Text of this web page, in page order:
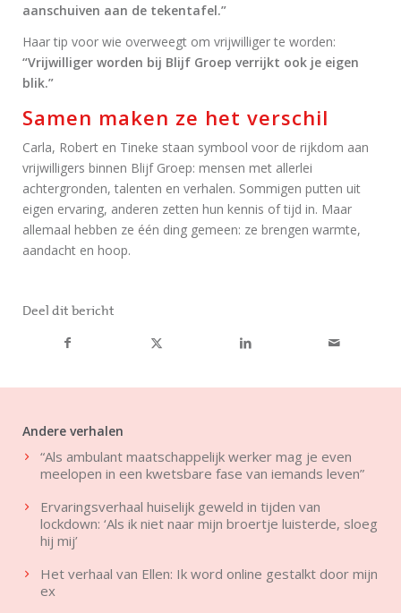
aanschuiven aan de tekentafel.”
Haar tip voor wie overweegt om vrijwilliger te worden:
“Vrijwilliger worden bij Blijf Groep verrijkt ook je eigen
blik.”
Samen maken ze het verschil
Carla, Robert en Tineke staan symbool voor de rijkdom aan
vrijwilligers binnen Blijf Groep: mensen met allerlei
achtergronden, talenten en verhalen. Sommigen putten uit
eigen ervaring, anderen zetten hun kennis of tijd in. Maar
allemaal hebben ze één ding gemeen: ze brengen warmte,
aandacht en hoop.
Deel dit bericht
Andere verhalen
“Als ambulant maatschappelijk werker mag je even
meelopen in een kwetsbare fase van iemands leven”
Ervaringsverhaal huiselijk geweld in tijden van
lockdown: ‘Als ik niet naar mijn broertje luisterde, sloeg
hij mij’
Het verhaal van Ellen: Ik word online gestalkt door mijn
ex